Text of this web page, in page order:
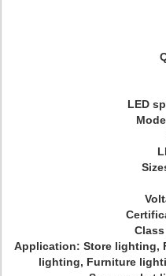
LED
Application: Store lighting,
lighting, Furniture